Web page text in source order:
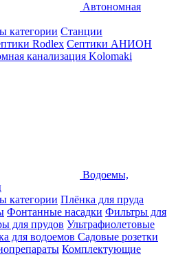
Автономная
категории Станции
Rodlex Септики АНИОН
канализация Kolomaki
Водоемы,
категории Плёнка для пруда
Фонтанные насадки Фильтры для
для прудов Ультрафиолетовые
для водоемов Садовые розетки
Комплектующие